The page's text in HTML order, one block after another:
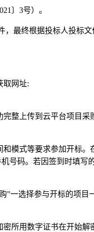
〕 3号）。
，最终根据投标人投标
取网址:
整上传到云平台项目采
模式等要求参加开标。
号码。若因签到时填写
”一选择参与开标的项目
所用数字证书在开始解